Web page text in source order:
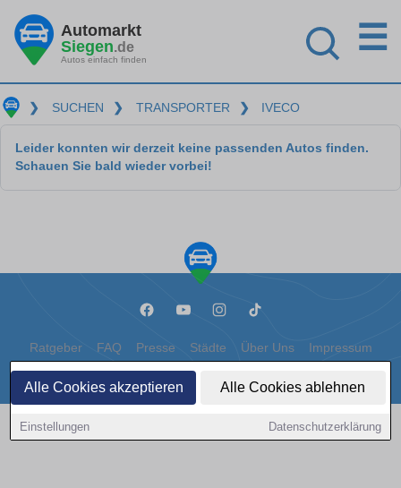
Alle Cookies akzeptieren Alle Cookies ablehnen
Einstellungen Datenschutzerklärung
Automarkt
Siegen.de
Autos einfach finden
☰
❯ SUCHEN ❯ TRANSPORTER ❯ IVECO
Leider konnten wir derzeit keine passenden Autos finden.
Schauen Sie bald wieder vorbei!
Ratgeber FAQ Presse Städte Über Uns Impressum
Datenschutz Cookies
Copyright © 2000 - 2026 | 1A Infosysteme GmbH | Content by: 1a-sites-autos